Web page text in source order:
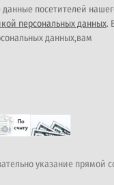
посетителей
персональных данных.
данных,вам
указание прямой